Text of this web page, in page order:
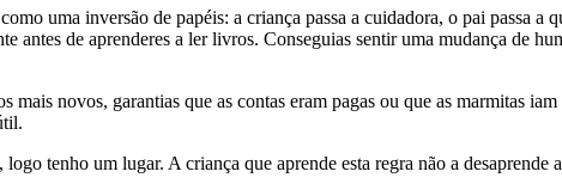
uma inversão de papéis: a criança passa a cuidadora, o pai passa
antes de aprenderes a ler livros. Conseguias sentir uma mudança de
novos, garantias que as contas eram pagas ou que as marmitas
tenho um lugar. A criança que aprende esta regra não a desaprende